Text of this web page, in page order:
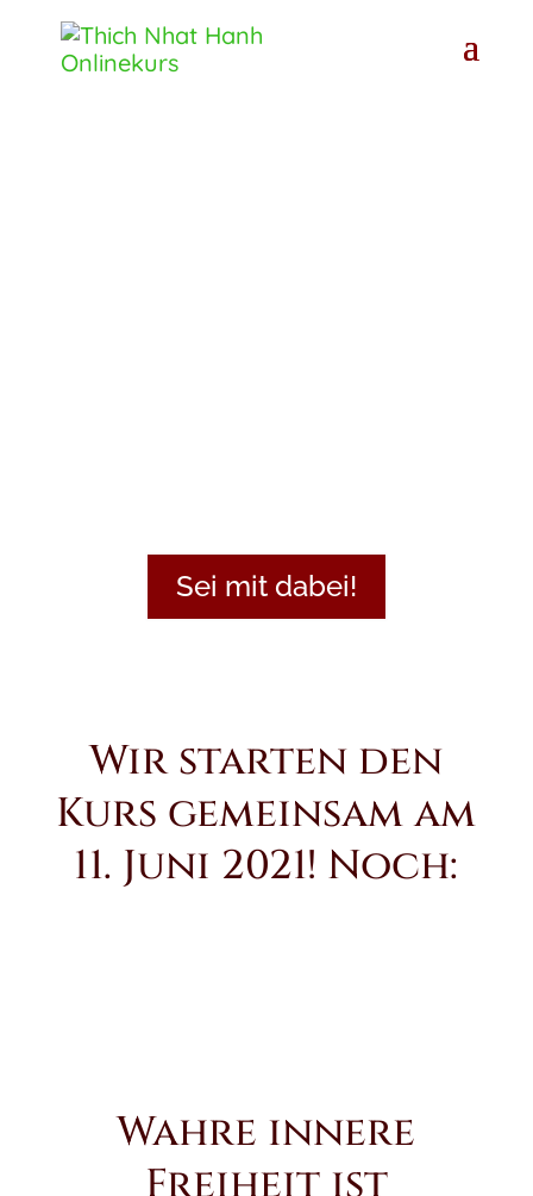
Werde eins
Sei mit dabei!
Wir starten den
Kurs gemeinsam am
11. Juni 2021! Noch:
Wahre innere
Freiheit ist